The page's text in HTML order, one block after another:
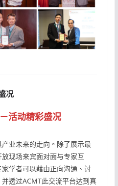
况
活动精彩盛况
业未来的走向。除了展示最
现场来宾面对面与专家互
学者可以藉由正向沟通、讨
透过ACMT此交流平台达到真